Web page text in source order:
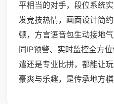
平相当的对手，段位系统
发竞技热情，画面设计简
顿，方言语音包生动接地
同IP预警、实时监控全方
遣还是专业比拼，都能让
豪爽与乐趣，是传承地方